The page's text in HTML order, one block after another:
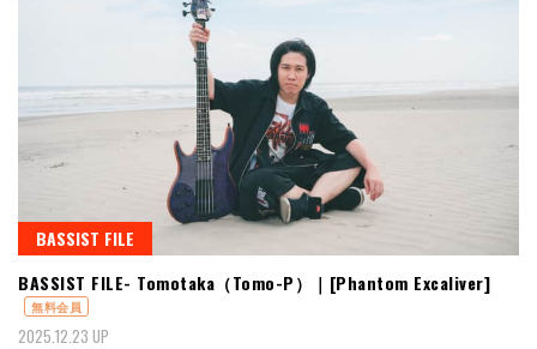
BASSIST FILE
BASSIST FILE- Tomotaka（Tomo-P）｜[Phantom Excaliver]
無料会員
2025.12.23 UP